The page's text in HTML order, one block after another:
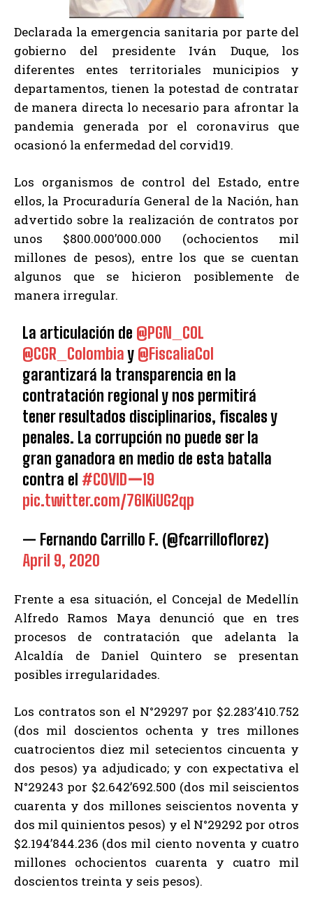
Declarada la emergencia sanitaria por parte del
gobierno del presidente Iván Duque, los
diferentes entes territoriales municipios y
departamentos, tienen la potestad de contratar
de manera directa lo necesario para afrontar la
pandemia generada por el coronavirus que
ocasionó la enfermedad del corvid19.
Los organismos de control del Estado, entre
ellos, la Procuraduría General de la Nación, han
advertido sobre la realización de contratos por
unos $800.000’000.000 (ochocientos mil
millones de pesos), entre los que se cuentan
algunos que se hicieron posiblemente de
manera irregular.
La articulación de @PGN_COL
@CGR_Colombiay @FiscaliaCol
garantizará la transparencia en la
contratación regional y nos permitirá
tener resultados disciplinarios, fiscales y
penales. La corrupción no puede ser la
gran ganadora en medio de esta batalla
contra el#COVIDー19
pic.twitter.com/76IKiUG2qp
— Fernando Carrillo F. (@fcarrilloflorez)
April 9, 2020
Frente a esa situación, el Concejal de Medellín
Alfredo Ramos Maya denunció que en tres
procesos de contratación que adelanta la
Alcaldía de Daniel Quintero se presentan
posibles irregularidades.
Los contratos son el N°29297 por $2.283’410.752
(dos mil doscientos ochenta y tres millones
cuatrocientos diez mil setecientos cincuenta y
dos pesos) ya adjudicado; y con expectativa el
N°29243 por $2.642’692.500 (dos mil seiscientos
cuarenta y dos millones seiscientos noventa y
dos mil quinientos pesos) y el N°29292 por otros
$2.194’844.236 (dos mil ciento noventa y cuatro
millones ochocientos cuarenta y cuatro mil
doscientos treinta y seis pesos).